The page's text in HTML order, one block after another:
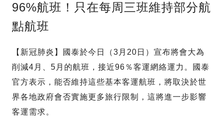
96%航班！只在每周三班維持部分航
點航班
【新冠肺炎】國泰於今日（3月20日）宣布將會大為
削減4月、5月的航班，接近96％客運網絡運力。國泰
官方表示，能否維持這些基本客運航班，將取決於世
界各地政府會否實施更多旅行限制，這將進一步影響
客運需求。